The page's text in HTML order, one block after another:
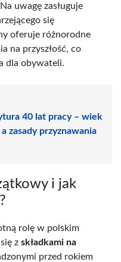
uwagę zasługuje
się
oferuje różnorodne
na przyszłość, co
dla obywateli.
40 lat pracy – wiek
zasady przyznawania
i jak
rolę w polskim
z składkami na
przed rokiem